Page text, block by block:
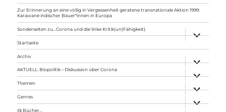
Zur Erinnerung an eine völlig in Vergessenheit geratene transnationale Aktion 1999:
Karawane indischer Bauer*innen in Europa
Sonderseiten zu…Corona und die linke Kritik(un)Fähigkeit).
anzeigen
Startseite
Archiv
anzeigen
AKTUELL: Biopolitik – Diskussion über Corona
anzeigen
Themen
anzeigen
Genres
anzeigen
@ Bücher…